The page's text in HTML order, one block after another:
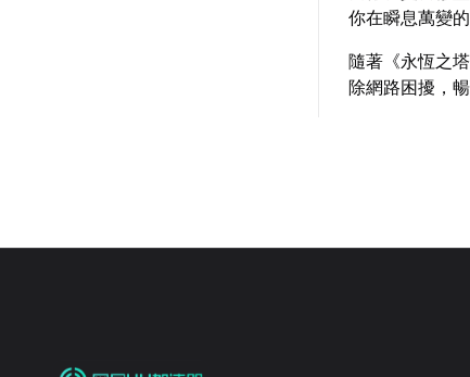
你在瞬息萬變
隨著《永恆之
除網路困擾，